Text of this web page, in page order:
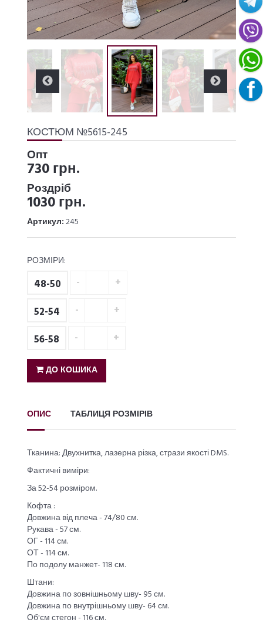
КОСТЮМ №5615-245
Опт
730 грн.
Роздріб
1030 грн.
Артикул:245
РОЗМІРИ:
48-50
52-54
56-58
ДО КОШИКА
ОПИС ТАБЛИЦЯ РОЗМІРІВ
Тканина: Двухнитка, лазерна різка, стрази якості DMS.
Фактичні виміри:
За 52-54 розміром.
Кофта :
Довжина від плеча - 74/80 см.
Рукава - 57 см.
ОГ - 114 см.
ОТ - 114 см.
По подолу манжет- 118 см.
Штани:
Довжина по зовнішньому шву- 95 см.
Довжина по внутрішньому шву- 64 см.
Об'єм стегон - 116 см.